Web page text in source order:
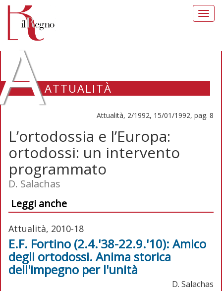
ATTUALITÀ
Attualità, 2/1992, 15/01/1992, pag. 8
L’ortodossia e l’Europa:
ortodossi: un intervento
programmato
D. Salachas
Leggi anche
Attualità, 2010-18
E.F. Fortino (2.4.'38-22.9.'10): Amico
degli ortodossi. Anima storica
dell'impegno per l'unità
D. Salachas